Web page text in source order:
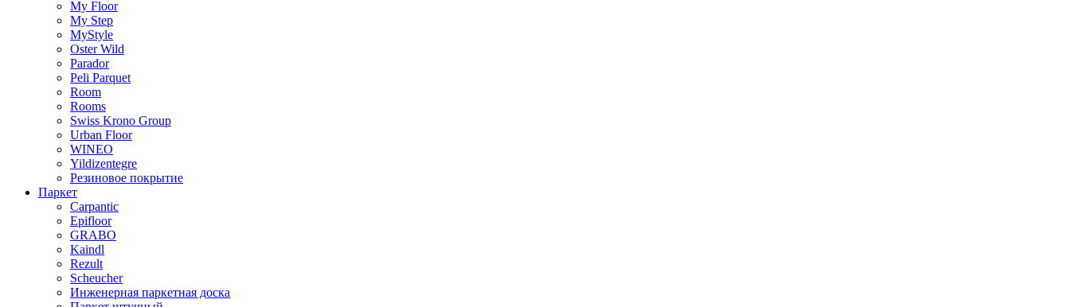
My Floor
My Step
MyStyle
Oster Wild
Parador
Peli Parquet
Room
Rooms
Swiss Krono Group
Urban Floor
WINEO
Yildizentegre
Резиновое покрытие
Паркет
Carpantic
Epifloor
GRABO
Kaindl
Rezult
Scheucher
Инженерная паркетная доска